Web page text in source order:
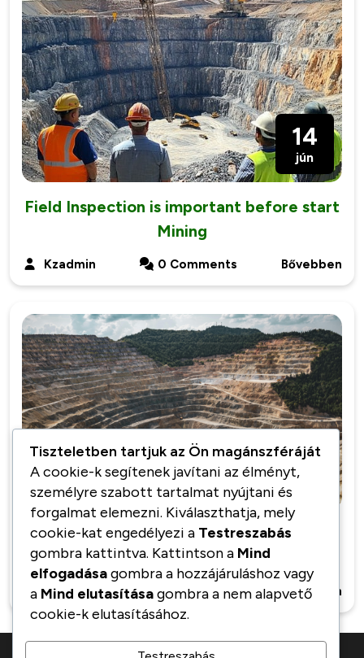
14
jún
Field Inspection is important before start
Mining
Kzadmin 0 Comments Bővebben
14
Copper is reserved in the depth of the
earth
Kzadmin 0 Comments Bővebben
Tiszteletben tartjuk az Ön magánszféráját
A cookie-k segítenek javítani az élményt,
személyre szabott tartalmat nyújtani és
forgalmat elemezni. Kiválaszthatja, mely
cookie-kat engedélyezi a Testreszabás
gombra kattintva. Kattintson a Mind
elfogadásagombra a hozzájáruláshoz vagy
a Mind elutasításagombra a nem alapvető
cookie-k elutasításához.